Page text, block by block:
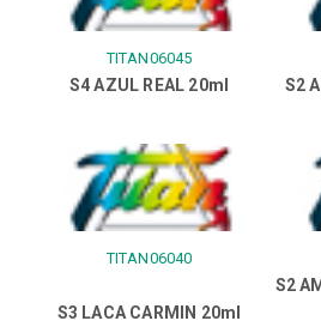
TITAN06045
S4 AZUL REAL 20ml S2
TITAN06040
S3 LACA CARMIN 20ml
S2